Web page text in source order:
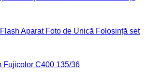
Aparat Foto de Unică Folosință set